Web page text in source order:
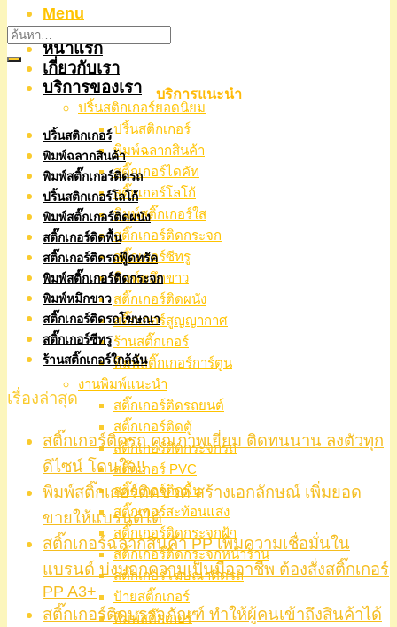
Menu
หน้าแรก
เกี่ยวกับเรา
บริการของเรา
ปริ้นสติกเกอร์ยอดนิยม
ปริ้นสติกเกอร์
พิมพ์ฉลากสินค้า
สติ๊กเกอร์ไดคัท
สติ๊กเกอร์โลโก้
พิมพ์สติ๊กเกอร์ใส
สติ๊กเกอร์ติดกระจก
สติ๊กเกอร์ซีทรู
พิมพ์หมึกขาว
สติ๊กเกอร์ติดผนัง
สติ๊กเกอร์สูญญากาศ
ร้านสติ๊กเกอร์
พิมพ์สติ๊กเกอร์การ์ตูน
งานพิมพ์แนะนำ
สติ๊กเกอร์ติดรถยนต์
สติ๊กเกอร์ติดตู้
สติ๊กเกอร์ติดกระจกรถ
สติ๊กเกอร์ PVC
สติ๊กเกอร์ติดพื้น
สติ๊กเกอร์สะท้อนแสง
สติ๊กเกอร์ติดกระจกฝ้า
สติ๊กเกอร์ติดกระจกหน้าร้าน
สติ๊กเกอร์โฆษณาติดรถ
ป้ายสติ๊กเกอร์
พิมพ์สติ๊กเกอร์
บริการแนะนำ
ปริ้นสติกเกอร์
พิมพ์ฉลากสินค้า
พิมพ์สติ๊กเกอร์ติดรถ
ปริ้นสติกเกอร์โลโก้
พิมพ์สติ๊กเกอร์ติดผนัง
สติ๊กเกอร์ติดพื้น
สติ๊กเกอร์ติดรถฟู๊ดทรัค
พิมพ์สติ๊กเกอร์ติดกระจก
พิมพ์หมึกขาว
สติ๊กเกอร์ติดรถโฆษณา
สติ๊กเกอร์ซีทรู
ร้านสติ๊กเกอร์ใกล้ฉัน
เรื่องล่าสุด
สติ๊กเกอร์ติดรถ คุณภาพเยี่ยม ติดทนนาน ลงตัวทุก
ดีไซน์ โดนใจ!!
พิมพ์สติ๊กเกอร์ติดขวด สร้างเอกลักษณ์ เพิ่มยอด
ขายให้แบรนด์ได้
สติ๊กเกอร์ฉลากสินค้า PP เพิ่มความเชื่อมั่นใน
แบรนด์ บ่งบอกความเป็นมืออาชีพ ต้องสั่งสติ๊กเกอร์
PP A3+
สติ๊กเกอร์ติดบรรจุภัณฑ์ ทำให้ผู้คนเข้าถึงสินค้าได้